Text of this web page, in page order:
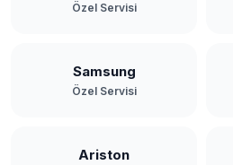
Özel Servisi
Samsung
Özel Servisi
Ariston